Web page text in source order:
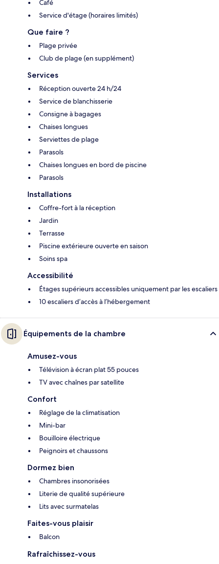
Café
Service d'étage (horaires limités)
Que faire ?
Plage privée
Club de plage (en supplément)
Services
Réception ouverte 24 h/24
Service de blanchisserie
Consigne à bagages
Chaises longues
Serviettes de plage
Parasols
Chaises longues en bord de piscine
Parasols
Installations
Coffre-fort à la réception
Jardin
Terrasse
Piscine extérieure ouverte en saison
Soins spa
Accessibilité
Étages supérieurs accessibles uniquement par les escaliers
10 escaliers d’accès à l’hébergement
Équipements de la chambre
Amusez-vous
Télévision à écran plat 55 pouces
TV avec chaînes par satellite
Confort
Réglage de la climatisation
Mini-bar
Bouilloire électrique
Peignoirs et chaussons
Dormez bien
Chambres insonorisées
Literie de qualité supérieure
Lits avec surmatelas
Faites-vous plaisir
Balcon
Rafraîchissez-vous